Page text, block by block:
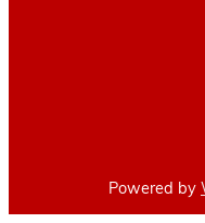
Powered by